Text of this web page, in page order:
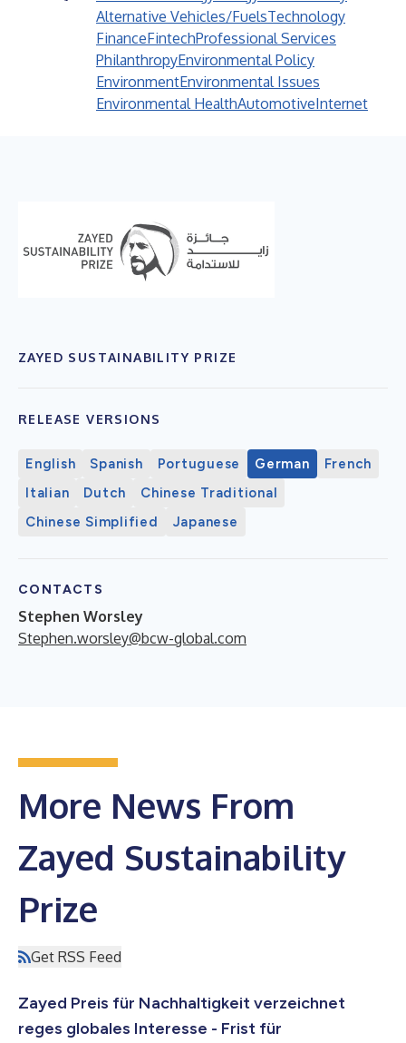
Alternative Vehicles/FuelsTechnology
FinanceFintechProfessional Services
PhilanthropyEnvironmental Policy
EnvironmentEnvironmental Issues
Environmental HealthAutomotiveInternet
ZAYED SUSTAINABILITY PRIZE
RELEASE VERSIONS
English Spanish Portuguese German
French
Italian
Dutch
Chinese Traditional
Chinese Simplified
Japanese
CONTACTS
Stephen Worsley
Stephen.worsley@bcw-global.com
More News From
Zayed Sustainability
Prize
Get RSS Feed
Zayed Preis für Nachhaltigkeit verzeichnet
reges globales Interesse - Frist für